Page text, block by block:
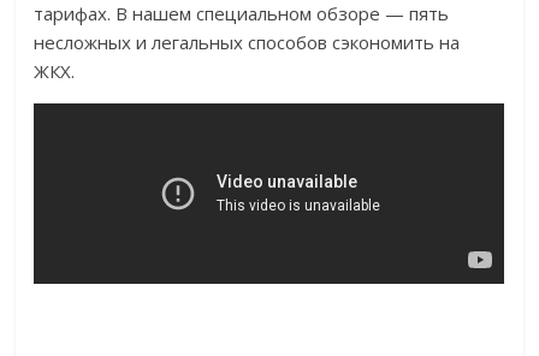
тарифах. В нашем специальном обзоре — пять
несложных и легальных способов сэкономить на
ЖКХ.